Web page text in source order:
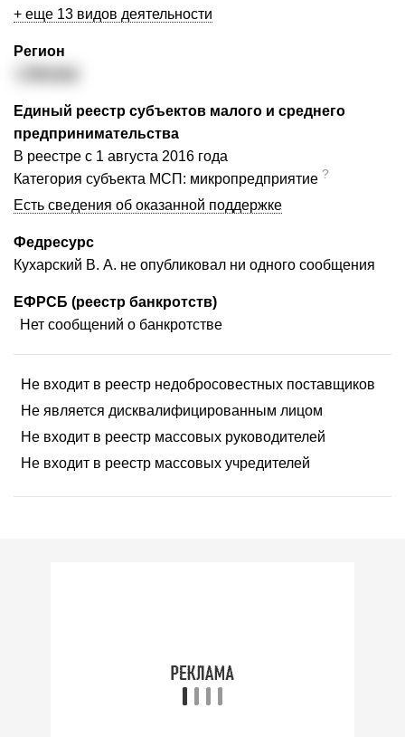
+ еще 13 видов деятельности
Регион
Единый реестр субъектов малого и среднего
предпринимательства
В реестре с 1 августа 2016 года
Категория субъекта МСП: микропредприятие ?
Есть сведения об оказанной поддержке
Федресурс
Кухарский В. А. не опубликовал ни одного сообщения
ЕФРСБ (реестр банкротств)
Нет сообщений о банкротстве
Не входит в реестр недобросовестных поставщиков
Не является дисквалифицированным лицом
Не входит в реестр массовых руководителей
Не входит в реестр массовых учредителей